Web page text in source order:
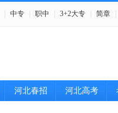
中专 职中 3+2大专 简章
河北春招 河北高考